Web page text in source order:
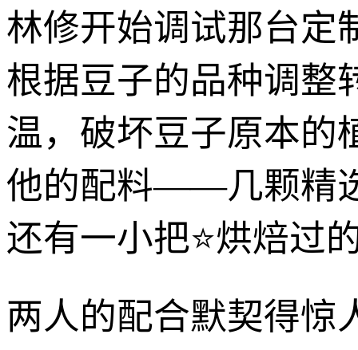
林修开始调试那台定
根据豆子的品种调整
温，破坏豆子原本的
他的配料——几颗精
还有一小把⭐烘焙过
两人的配合默契得惊